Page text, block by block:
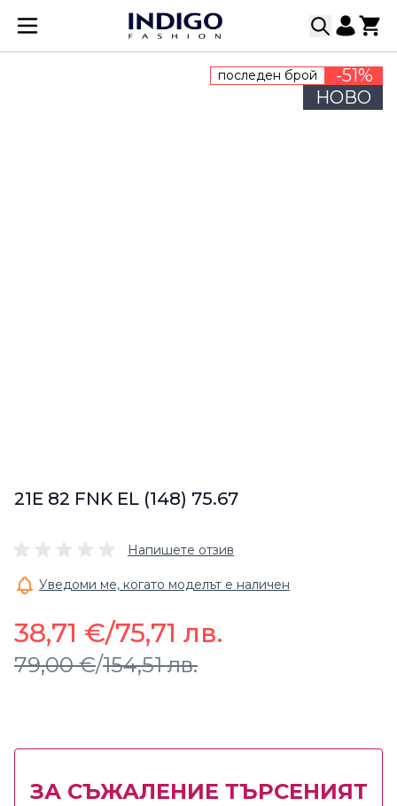
Прескачане към съдържанието
последен брой
-51%
НОВО
21E 82 FNK EL (148) 75.67
Напишете отзив
Уведоми ме, когато моделът е наличен
79,00 €/154,51 лв.
38,71 €/75,71 лв.
ЗА СЪЖАЛЕНИЕ ТЪРСЕНИЯТ